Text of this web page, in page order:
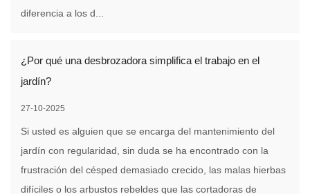
diferencia a los d...
¿Por qué una desbrozadora simplifica el trabajo en el
jardín?
27-10-2025
Si usted es alguien que se encarga del mantenimiento del
jardín con regularidad, sin duda se ha encontrado con la
frustración del césped demasiado crecido, las malas hierbas
difíciles o los arbustos rebeldes que las cortadoras de